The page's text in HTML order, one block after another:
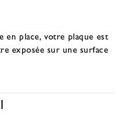
en place, votre plaque est
exposée sur une surface